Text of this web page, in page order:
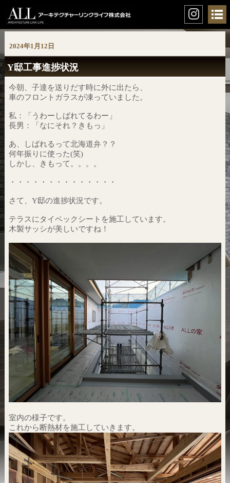
2024年1月12日
Y邸工事進捗状況
今朝、子達を送りだす時に外に出たら、
車のフロントガラスが凍っていました。
私：「うわーしばれてるわー」
長男：「なにそれ？きもっ」
あ、しばれるって北海道弁？？
何年振りに使った(笑)
しかし、きもって。。。。
・・・・・・・・・・・・・・
さて、Y邸の進捗状況です。
テラスにタイベックシートを施工しています。
木製サッシが美しいですね！
室内の様子です。
これから断熱材を施工していきます。